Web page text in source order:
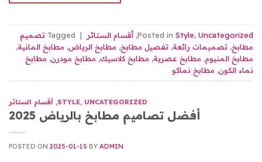
Posted in Style, Uncategorized
, أقسام الستائر |
Tagged تصميم
مطابخ, تصميمات رائعة, تفصيل مطابخ, مطابخ الرياض, مطابخ المانية,
مطابخ المنيوم, مطابخ عصرية, مطابخ كلاسيك, مطابخ مودرن, مطابخ
نماء الكون, مطابخ نماكو
STYLE UNCATEGORIZED أقسام الستائر
أفضل تصاميم مطابخ بالرياض 2025
POSTED ON 2025-01-15 BY ADMIN